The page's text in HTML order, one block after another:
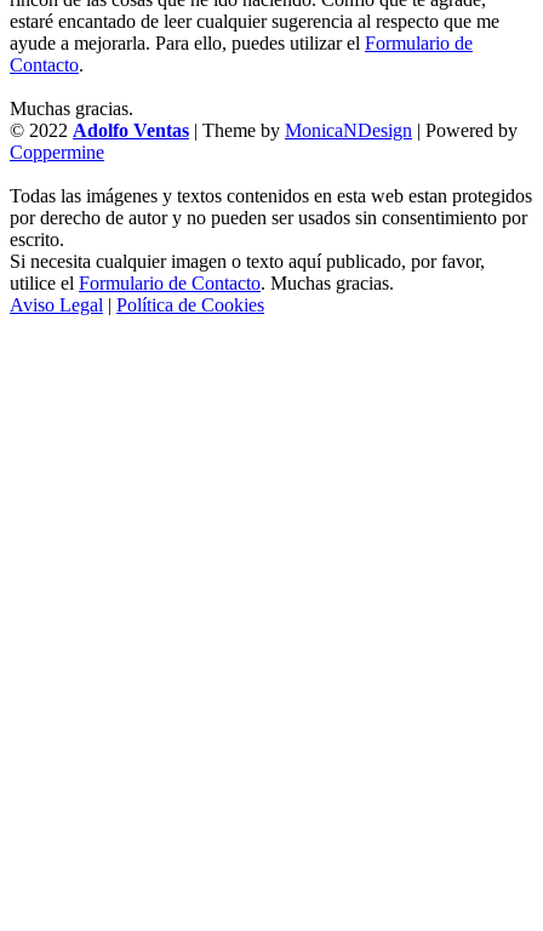
estaré encantado de leer cualquier sugerencia al respecto que me
ayude a mejorarla. Para ello, puedes utilizar el Formulario de
Contacto.
Muchas gracias.
© 2022 Adolfo Ventas | Theme by MonicaNDesign | Powered by
Coppermine
Todas las imágenes y textos contenidos en esta web estan protegidos
por derecho de autor y no pueden ser usados sin consentimiento por
escrito.
Si necesita cualquier imagen o texto aquí publicado, por favor,
utilice el Formulario de Contacto. Muchas gracias.
Aviso Legal | Política de Cookies